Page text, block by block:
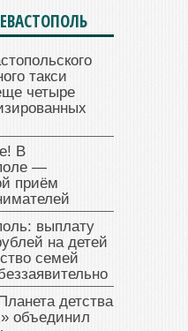
такси
четыре
В
—
приём
выплату
на детей
семей
детства
объединил